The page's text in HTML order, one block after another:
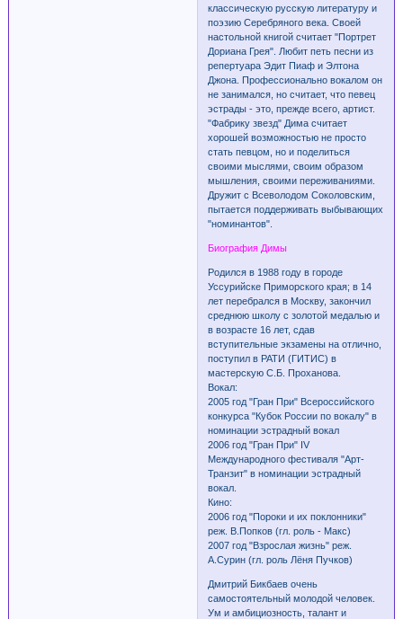
классическую русскую литературу и
поэзию Серебряного века. Своей
настольной книгой считает "Портрет
Дориана Грея". Любит петь песни из
репертуара Эдит Пиаф и Элтона
Джона. Профессионально вокалом он
не занимался, но считает, что певец
эстрады - это, прежде всего, артист.
"Фабрику звезд" Дима считает
хорошей возможностью не просто
стать певцом, но и поделиться
своими мыслями, своим образом
мышления, своими переживаниями.
Дружит с Всеволодом Соколовским,
пытается поддерживать выбывающих
"номинантов".
Биография Димы
Родился в 1988 году в городе
Уссурийске Приморского края; в 14
лет перебрался в Москву, закончил
среднюю школу с золотой медалью и
в возрасте 16 лет, сдав
вступительные экзамены на отлично,
поступил в РАТИ (ГИТИС) в
мастерскую С.Б. Проханова.
Вокал:
2005 год "Гран При" Всероссийского
конкурса "Кубок России по вокалу" в
номинации эстрадный вокал
2006 год "Гран При" IV
Международного фестиваля "Арт-
Транзит" в номинации эстрадный
вокал.
Кино:
2006 год "Пороки и их поклонники"
реж. В.Попков (гл. роль - Макс)
2007 год "Взрослая жизнь" реж.
А.Сурин (гл. роль Лёня Пучков)
Дмитрий Бикбаев очень
самостоятельный молодой человек.
Ум и амбициозность, талант и